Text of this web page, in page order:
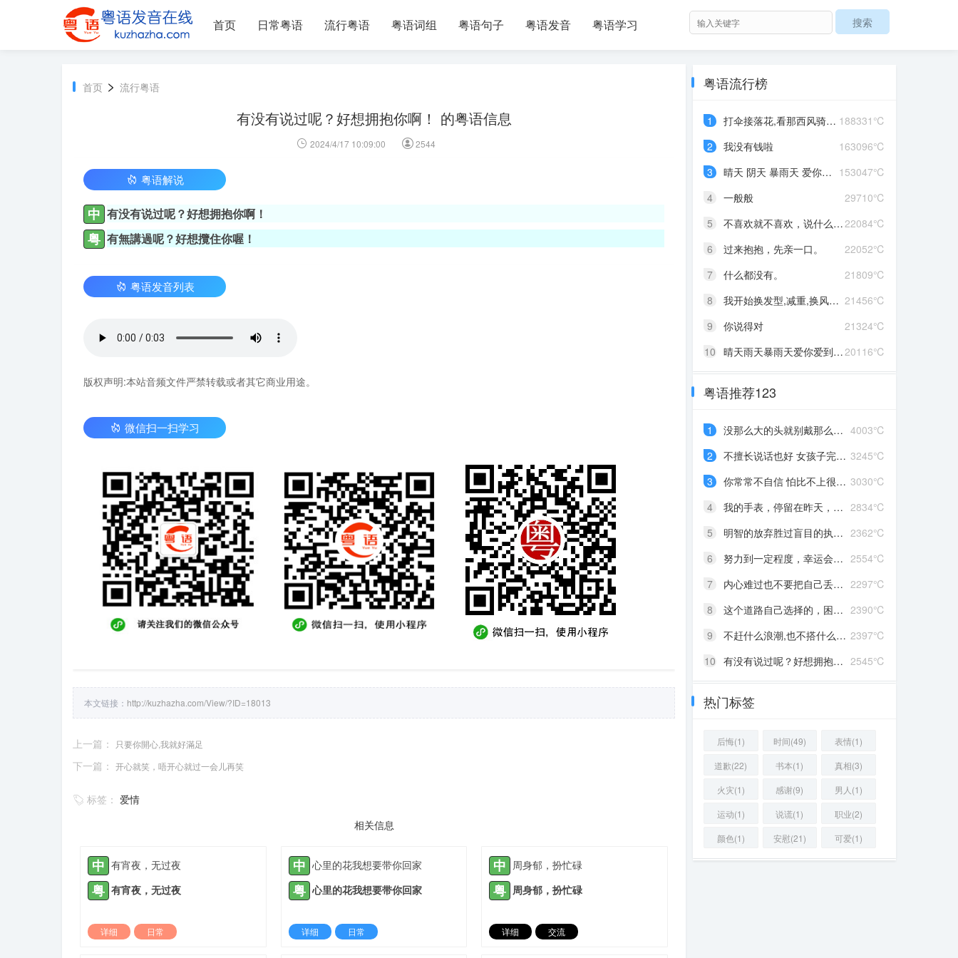
首页 日常粤语 流行粤语 粤语词组 粤语句子 粤语发音 粤语学习
首页 > 流行粤语
有没有说过呢？好想拥抱你啊！ 的粤语信息
2024/4/17 10:09:00 2544
粤语解说
中 有没有说过呢？好想拥抱你啊！
粤 有無講過呢？好想攬住你喔！
粤语发音列表
版权声明:本站音频文件严禁转载或者其它商业用途。
微信扫一扫学习
本文链接： http://kuzhazha.com/View/?ID=18013
上一篇： 只要你開心,我就好滿足
下一篇： 开心就笑，唔开心就过一会儿再笑
标签： 爱情
相关信息
中 有宵夜，无过夜
粤 有宵夜，无过夜
详细
日常
中 心里的花我想要带你回家
粤 心里的花我想要带你回家
详细
日常
中 周身郁，扮忙碌
粤 周身郁，扮忙碌
详细
交流
粤语流行榜
188331℃
1
打伞接落花,看那西风骑瘦马
163096℃
2
我没有钱啦
153047℃
3
晴天 阴天 暴雨天 爱你爱到发晒颠
29710℃
4
一般般
22084℃
5
不喜欢就不喜欢，说什么对不起
22052℃
6
过来抱抱，先亲一口。
21809℃
7
什么都没有。
21456℃
8
我开始换发型,减重,换风格,开始往前走,不好意思啊这一次,我一定要赢
21324℃
9
你说得对
20116℃
10 晴天雨天暴雨天爱你爱到发了颠
粤语推荐123
4003℃
1
没那么大的头就别戴那么大的帽
3245℃
2
不擅长说话也好 女孩子完全沉浸在自己喜欢的事情里 最可爱了 剩下的我会圆场
3030℃
3
你常常不自信 怕比不上很多人 但我觉得你就是最好的 怎么都好 我想告诉你 我对你的爱是兜底 是连你自己都不喜欢自己的时候 还有我来爱你
2834℃
4
我的手表，停留在昨天，从此你赶路，我赶时间
2362℃
5
明智的放弃胜过盲目的执着，去吹吹风吧，能清醒的话感冒也没关系。
2554℃
6
努力到一定程度，幸运会不期而至
2297℃
7
内心难过也不要把自己丢在黑暗中，无限放大自己的情绪。按时睡觉，好好吃饭，洗个热乎的澡，喝甜甜的奶茶。看看长河落日，花朵树木，驱逐丧气再努力奔跑，生活到处是发光的星星。
2390℃
8
这个道路自己选择的，困难多大都不要哭啦
2397℃
9
不赶什么浪潮,也不搭什么船,我自己有海
2545℃
10 有没有说过呢？好想拥抱你啊！
热门标签
后悔(1) 时间(49)
表情(1)
道歉(22)
书本(1)
真相(3)
火灾(1)
感谢(9)
男人(1)
运动(1)
说谎(1)
职业(2)
颜色(1)
安慰(21) 可爱(1)